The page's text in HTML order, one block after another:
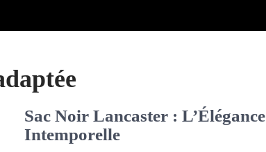
Sac Noir Lancaster : L’Élégance
Intemporelle